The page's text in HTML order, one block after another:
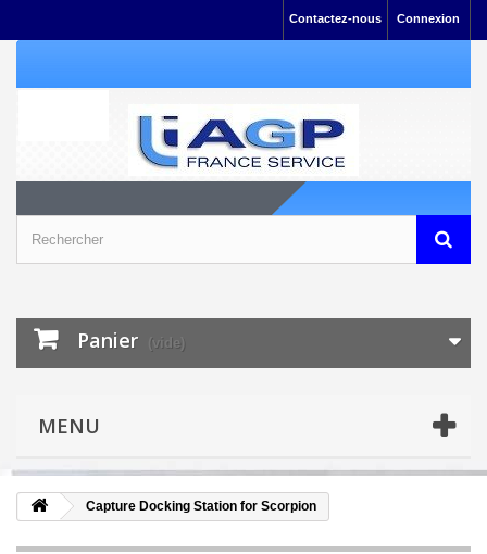
Connexion
Contactez-nous
Panier (vide)
MENU
Capture Docking Station for Scorpion